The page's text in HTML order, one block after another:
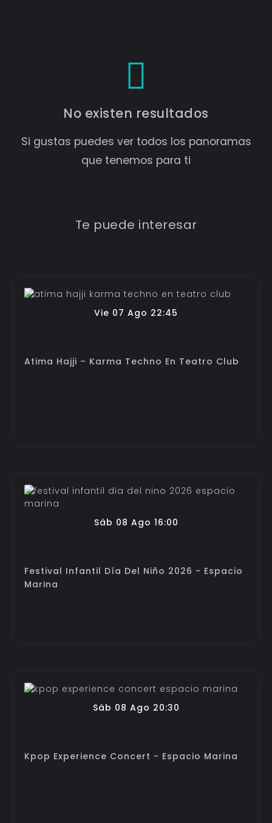
No existen resultados
Si gustas puedes ver todos los panoramas
que tenemos para ti
Te puede interesar
Vie 07 Ago 22:45
Atima Hajji – Karma Techno En Teatro Club
Sáb 08 Ago 16:00
Festival Infantil Día Del Niño 2026 - Espacio
Marina
Sáb 08 Ago 20:30
Kpop Experience Concert - Espacio Marina